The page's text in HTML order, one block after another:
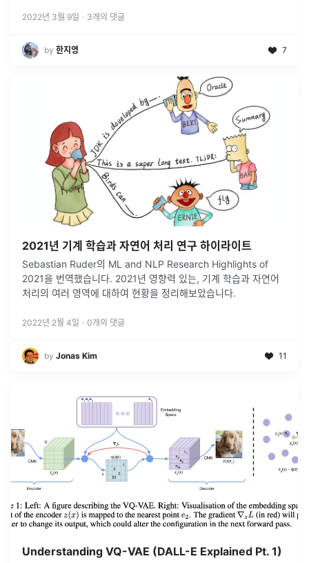
2022년 3월 9일 · 3개의 댓글
by ‍한지영 7
2021년 기계 학습과 자연어 처리 연구 하이라이트
Sebastian Ruder의 ML and NLP Research Highlights of
2021을 번역했습니다. 2021년 영향력 있는, 기계 학습과 자연어
처리의 여러 영역에 대하여 현황을 정리해보았습니다.
2022년 2월 4일 · 0개의 댓글
by Jonas Kim 11
Understanding VQ-VAE (DALL-E Explained Pt. 1)